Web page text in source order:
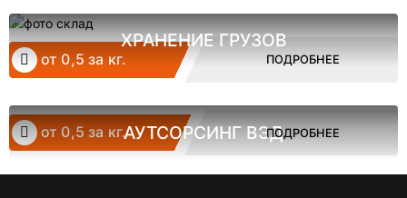
ХРАНЕНИЕ ГРУЗОВ
от 0,5 за кг. ПОДРОБНЕЕ
АУТСОРСИНГ ВЭД
от 0,5 за кг. ПОДРОБНЕЕ